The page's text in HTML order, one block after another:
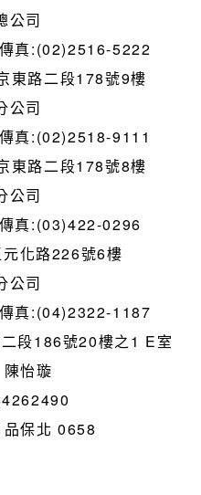
公司
真:(02)2516-5222
東路二段178號9樓
公司
真:(02)2518-9111
東路二段178號8樓
公司
真:(03)422-0296
化路226號6樓
公司
真:(04)2322-1187
段186號20樓之1 E室
怡璇
保北 0658